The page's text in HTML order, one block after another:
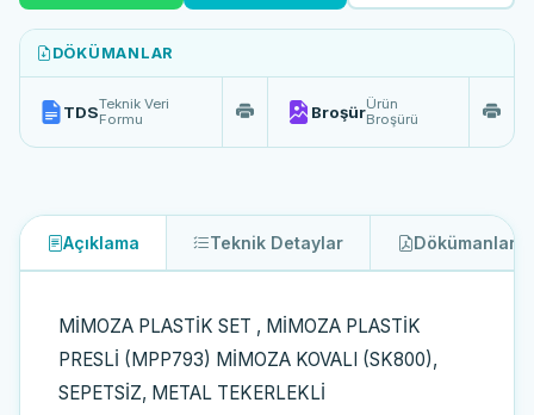
DÖKÜMANLAR
TDSTeknik Veri
Formu
BroşürÜrün
Broşürü
Açıklama Teknik Detaylar Dökümanlar
MİMOZA PLASTİK SET , MİMOZA PLASTİK
PRESLİ (MPP793) MİMOZA KOVALI (SK800),
SEPETSİZ, METAL TEKERLEKLİ